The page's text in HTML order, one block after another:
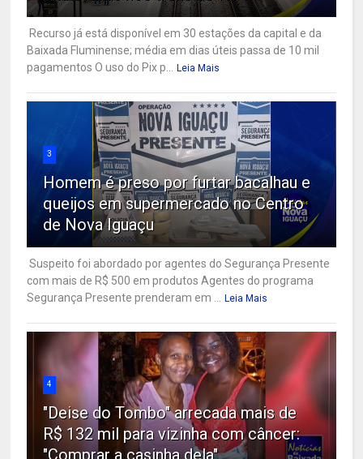
Recurso já está disponível em 30 estações da capital e da
Baixada Fluminense; média em dias úteis passa de 10 mil
pagamentos O uso do Pix p...
Leia Mais
3
Homem é preso por furtar bacalhau e
queijos em supermercado no Centro
de Nova Iguaçu
Suspeito foi abordado por agentes do Segurança Presente
com mais de R$ 500 em produtos Agentes do programa
Segurança Presente prenderam em ...
Leia Mais
4
"Deise do Tombo" arrecada mais de
R$ 132 mil para vizinha com câncer:
"Comprar a casinha dela"